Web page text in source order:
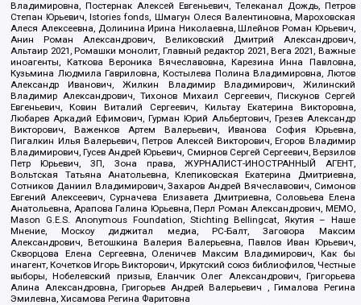
Владимировна, Постернак Алексей Евгеньевич, Телеканал Дождь, Петров
Степан Юрьевич, Istories fonds, Шмагун Олеся Валентиновна, Мароховская
Алеся Алексеевна, Долинина Ирина Николаевна, Шлейнов Роман Юрьевич,
Анин Роман Александрович, Великовский Дмитрий Александрович,
Альтаир 2021, Ромашки монолит, Главный редактор 2021, Вега 2021, Важные
иноагенты, Каткова Вероника Вячеславовна, Карезина Инна Павловна,
Кузьмина Людмила Гавриловна, Костылева Полина Владимировна, Лютов
Александр Иванович, Жилкин Владимир Владимирович, Жилинский
Владимир Александрович, Тихонов Михаил Сергеевич, Пискунов Сергей
Евгеньевич, Ковин Виталий Сергеевич, Кильтау Екатерина Викторовна,
Любарев Аркадий Ефимович, Гурман Юрий Альбертович, Грезев Александр
Викторович, Важенков Артем Валерьевич, Иванова София Юрьевна,
Пигалкин Илья Валерьевич, Петров Алексей Викторович, Егоров Владимир
Владимирович, Гусев Андрей Юрьевич, Смирнов Сергей Сергеевич, Верзилов
Петр Юрьевич, ЗП, Зона права, ЖУРНАЛИСТ-ИНОСТРАННЫЙ АГЕНТ,
Вольтская Татьяна Анатольевна, Клепиковская Екатерина Дмитриевна,
Сотников Даниил Владимирович, Захаров Андрей Вячеславович, Симонов
Евгений Алексеевич, Сурначева Елизавета Дмитриевна, Соловьева Елена
Анатольевна, Арапова Галина Юрьевна, Перл Роман Александрович, МЕМО,
Mason G.E.S. Anonymous Foundation, Stichting Bellingcat, Якутия – Наше
Мнение, Москоу диджитал медиа, РС-Балт, Заговора Максим
Александрович, Ветошкина Валерия Валерьевна, Павлов Иван Юрьевич,
Скворцова Елена Сергеевна, Оленичев Максим Владимирович, Как бы
инагент, Кочетков Игорь Викторович, Иркутский союз библиофилов, Честные
выборы, Нобелевский призыв, Еланчик Олег Александрович, Григорьева
Алина Александровна, Григорьев Андрей Валерьевич , Гималова Регина
Эмилевна, Хисамова Регина Фаритовна